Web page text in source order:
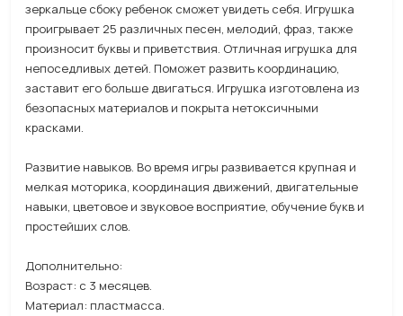
зеркальце сбоку ребенок сможет увидеть себя. Игрушка
проигрывает 25 различных песен, мелодий, фраз, также
произносит буквы и приветствия. Отличная игрушка для
непоседливых детей. Поможет развить координацию,
заставит его больше двигаться. Игрушка изготовлена из
безопасных материалов и покрыта нетоксичными
красками.
Развитие навыков. Во время игры развивается крупная и
мелкая моторика, координация движений, двигательные
навыки, цветовое и звуковое восприятие, обучение букв и
простейших слов.
Дополнительно:
Возраст: с 3 месяцев.
Материал: пластмасса.